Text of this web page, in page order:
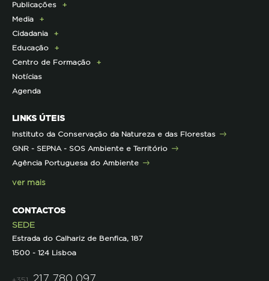
Pagamento Quotas
Parcerias Exclusivas aos Associados
Parcerias de Apoio à LPN
Institucional
Membros da Direção Nacional
Corpo Técnico
Infraestruturas
Contactos e Localização
Representações
Programa Lince
Programa Castro Verde Sustentável
Programa Florestas
Projetos cofinanciados pela UE
Outros Projetos
Histórico de Projetos
Publicações
E-News
Centro de Documentação
Media
Comunicado de imprensa
Clipping
Press Kit
Cidadania
Campanhas
ECOs-Locais
Dicas úteis
Iniciativas
Pareceres
Parcerias
Projetos
Semana do Jornalismo de Ambiente 2023
Educação
Área dos Professores
Recursos Pedagógicos
Literacia para a Floresta
Projetos
Centro de Formação
Formação Certificada
Formação Contínua para Professores
Outras Formações
Notícias
Agenda
LINKS ÚTEIS
Instituto da Conservação da Natureza e das Florestas
GNR - SEPNA - SOS Ambiente e Território
Agência Portuguesa do Ambiente
ver mais
CONTACTOS
SEDE
Estrada do Calhariz de Benfica, 187
1500 - 124 Lisboa